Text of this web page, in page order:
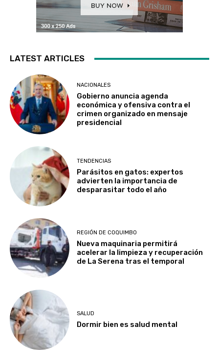
LATEST ARTICLES
NACIONALES
Gobierno anuncia agenda
económica y ofensiva contra el
crimen organizado en mensaje
presidencial
TENDENCIAS
Parásitos en gatos: expertos
advierten la importancia de
desparasitar todo el año
REGIÓN DE COQUIMBO
Nueva maquinaria permitirá
acelerar la limpieza y recuperación
de La Serena tras el temporal
SALUD
Dormir bien es salud mental